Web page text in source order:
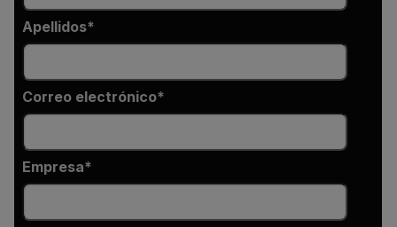
Apellidos
Correo electrónico
Empresa